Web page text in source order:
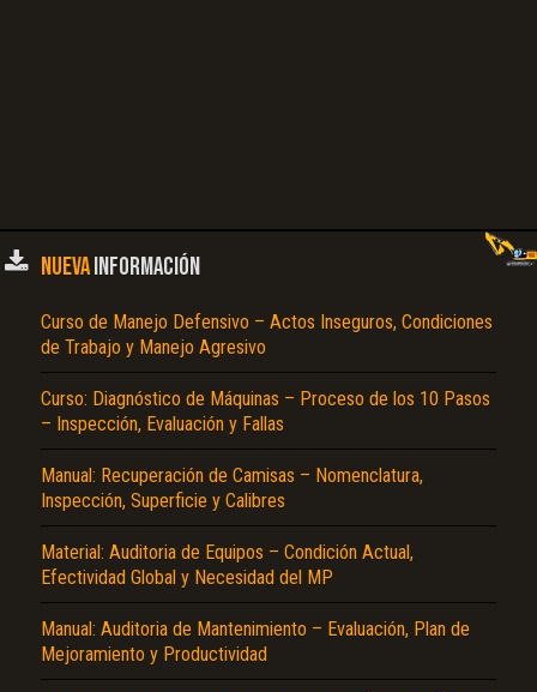
NUEVAINFORMACIÓN
Curso de Manejo Defensivo – Actos Inseguros, Condiciones
de Trabajo y Manejo Agresivo
Curso: Diagnóstico de Máquinas – Proceso de los 10 Pasos
– Inspección, Evaluación y Fallas
Manual: Recuperación de Camisas – Nomenclatura,
Inspección, Superficie y Calibres
Material: Auditoria de Equipos – Condición Actual,
Efectividad Global y Necesidad del MP
Manual: Auditoria de Mantenimiento – Evaluación, Plan de
Mejoramiento y Productividad